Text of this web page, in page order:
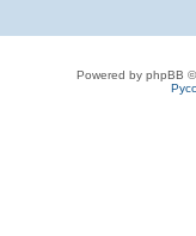
Powered by phpBB